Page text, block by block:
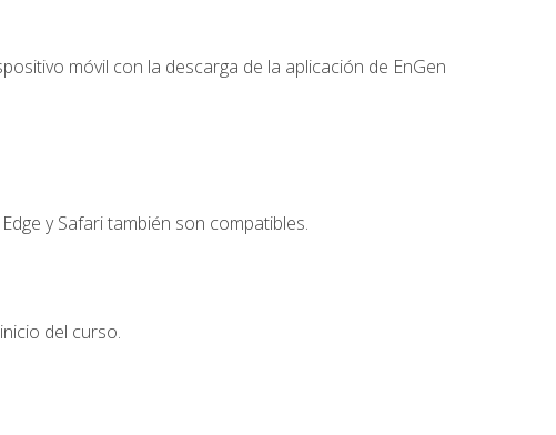
móvil con la descarga de la aplicación de EnGen
y Safari también son compatibles.
del curso.